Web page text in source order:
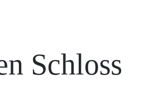
Schloss